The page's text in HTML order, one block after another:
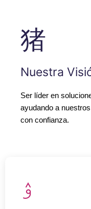
Nuestra
Ser líder en
ayudando a
con confianza.